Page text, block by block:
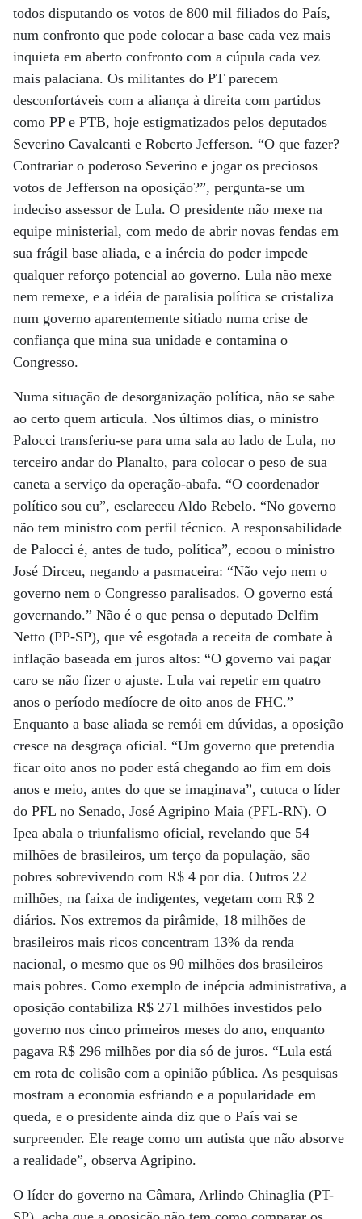
todos disputando os votos de 800 mil filiados do País,
num confronto que pode colocar a base cada vez mais
inquieta em aberto confronto com a cúpula cada vez
mais palaciana. Os militantes do PT parecem
desconfortáveis com a aliança à direita com partidos
como PP e PTB, hoje estigmatizados pelos deputados
Severino Cavalcanti e Roberto Jefferson. “O que fazer?
Contrariar o poderoso Severino e jogar os preciosos
votos de Jefferson na oposição?”, pergunta-se um
indeciso assessor de Lula. O presidente não mexe na
equipe ministerial, com medo de abrir novas fendas em
sua frágil base aliada, e a inércia do poder impede
qualquer reforço potencial ao governo. Lula não mexe
nem remexe, e a idéia de paralisia política se cristaliza
num governo aparentemente sitiado numa crise de
confiança que mina sua unidade e contamina o
Congresso.
Numa situação de desorganização política, não se sabe
ao certo quem articula. Nos últimos dias, o ministro
Palocci transferiu-se para uma sala ao lado de Lula, no
terceiro andar do Planalto, para colocar o peso de sua
caneta a serviço da operação-abafa. “O coordenador
político sou eu”, esclareceu Aldo Rebelo. “No governo
não tem ministro com perfil técnico. A responsabilidade
de Palocci é, antes de tudo, política”, ecoou o ministro
José Dirceu, negando a pasmaceira: “Não vejo nem o
governo nem o Congresso paralisados. O governo está
governando.” Não é o que pensa o deputado Delfim
Netto (PP-SP), que vê esgotada a receita de combate à
inflação baseada em juros altos: “O governo vai pagar
caro se não fizer o ajuste. Lula vai repetir em quatro
anos o período medíocre de oito anos de FHC.”
Enquanto a base aliada se remói em dúvidas, a oposição
cresce na desgraça oficial. “Um governo que pretendia
ficar oito anos no poder está chegando ao fim em dois
anos e meio, antes do que se imaginava”, cutuca o líder
do PFL no Senado, José Agripino Maia (PFL-RN). O
Ipea abala o triunfalismo oficial, revelando que 54
milhões de brasileiros, um terço da população, são
pobres sobrevivendo com R$ 4 por dia. Outros 22
milhões, na faixa de indigentes, vegetam com R$ 2
diários. Nos extremos da pirâmide, 18 milhões de
brasileiros mais ricos concentram 13% da renda
nacional, o mesmo que os 90 milhões dos brasileiros
mais pobres. Como exemplo de inépcia administrativa, a
oposição contabiliza R$ 271 milhões investidos pelo
governo nos cinco primeiros meses do ano, enquanto
pagava R$ 296 milhões por dia só de juros. “Lula está
em rota de colisão com a opinião pública. As pesquisas
mostram a economia esfriando e a popularidade em
queda, e o presidente ainda diz que o País vai se
surpreender. Ele reage como um autista que não absorve
a realidade”, observa Agripino.
O líder do governo na Câmara, Arlindo Chinaglia (PT-